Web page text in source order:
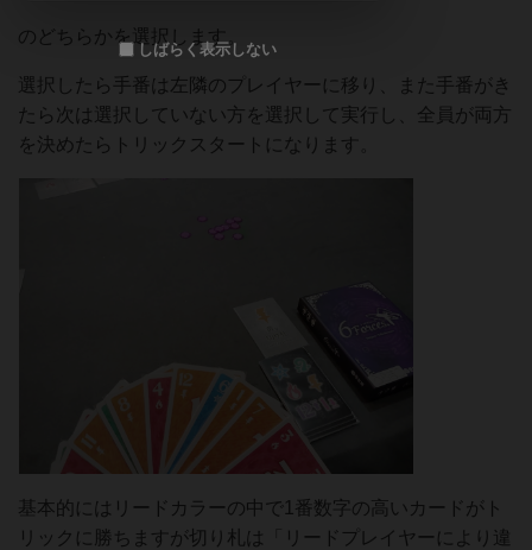
のどちらかを選択します。
選択したら手番は左隣のプレイヤーに移り、また手番がき
たら次は選択していない方を選択して実行し、全員が両方
を決めたらトリックスタートになります。
基本的にはリードカラーの中で1番数字の高いカードがト
リックに勝ちますが切り札は「リードプレイヤーにより違
しばらく表示しない